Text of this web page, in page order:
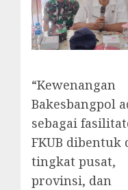
“Kewenangan
Bakesbangpol
sebagai
FKUB dibentuk
tingkat pusat,
provinsi, dan